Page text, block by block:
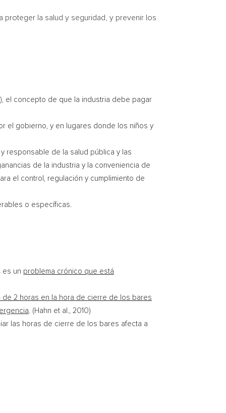
proteger la salud y seguridad, y prevenir los
el concepto de que la industria debe pagar
el gobierno, y en lugares donde los niños y
responsable de la salud pública y las
de la industria y la conveniencia de
el control, regulación y cumplimiento de
o específicas.
es un problema crónico que está
de 2 horas en la hora de cierre de los bares
. (Hahn et al., 2010)
las horas de cierre de los bares afecta a